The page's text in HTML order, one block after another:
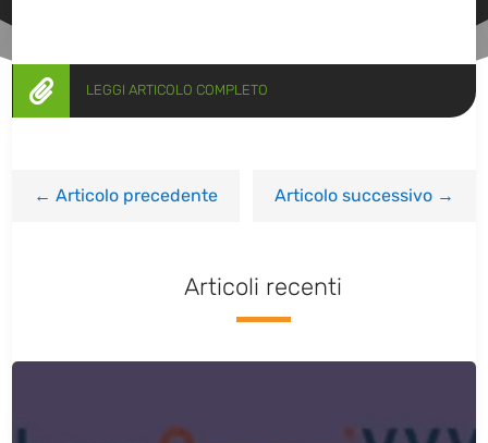
 LEGGI ARTICOLO COMPLETO
←Articolo precedente Articolo successivo→
Articoli recenti